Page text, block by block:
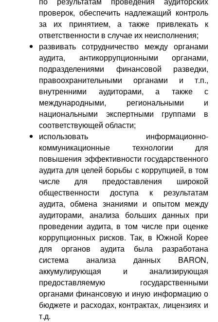
проверок, обеспечить надлежащий контроль
за их принятием, а также привлекать к
ответственности в случае их неисполнения;
развивать сотрудничество между органами
аудита, антикоррупционными органами,
подразделениями финансовой разведки,
правоохранительными органами и т.п.,
внутренними аудиторами, а также с
международными, региональными и
национальными экспертными группами в
соответствующей области;
использовать информационно-
коммуникационные технологии для
повышения эффективности государственного
аудита для целей борьбы с коррупцией, в том
числе для предоставления широкой
общественности доступа к результатам
аудита, обмена знаниями и опытом между
аудиторами, анализа больших данных при
проведении аудита, в том числе при оценке
коррупционных рисков. Так, в Южной Корее
для органов аудита была разработана
система анализа данных BARON,
аккумулирующая и анализирующая
предоставляемую государственными
органами финансовую и иную информацию о
бюджете и расходах, контрактах, лицензиях и
т.д.